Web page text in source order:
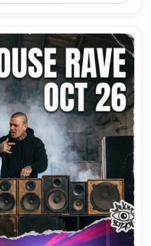
イン、透かしなし --ar 4:5